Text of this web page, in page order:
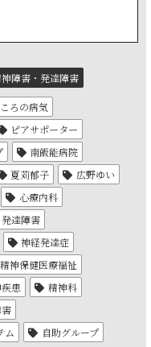
障害・発達障害
ろの病気
ピアサポーター
南飯能病院
夏苅郁子
広野ゆい
心療内科
発達障害
神経発達症
精神保健医療福祉
患
精神科
ム
自助グループ